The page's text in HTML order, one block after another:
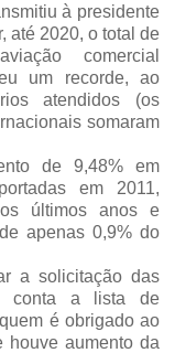
à presidente
até 2020, o total de
comercial
um recorde, ao
atendidos (os
somaram
de 9,48% em
em 2011,
últimos anos e
apenas 0,9% do
a solicitação das
conta a lista de
é obrigado ao
houve aumento da